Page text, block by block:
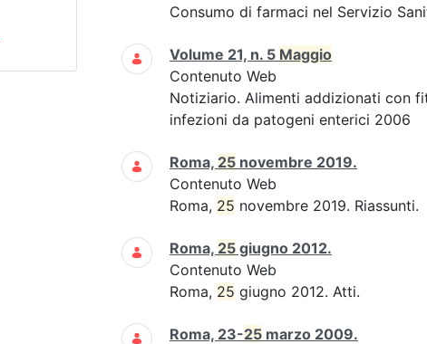
Consumo di farmaci nel Servizio
Volume 21, n. 5 Maggio
Contenuto Web
Notiziario. Alimenti addizionati con
infezioni da patogeni enterici 2006
Roma, 25 novembre 2019.
Contenuto Web
Roma, 25 novembre 2019. Riassunti.
Roma, 25 giugno 2012.
Contenuto Web
Roma, 25 giugno 2012. Atti.
Roma, 23-25 marzo 2009.